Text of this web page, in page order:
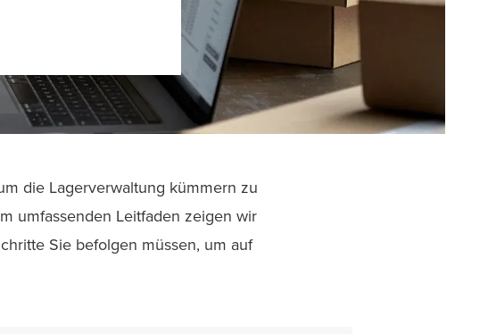
die Lagerverwaltung kümmern zu
umfassenden Leitfaden zeigen wir
Sie befolgen müssen, um auf